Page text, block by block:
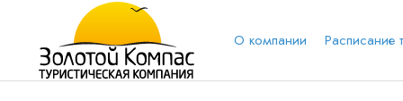
О компании Расписание